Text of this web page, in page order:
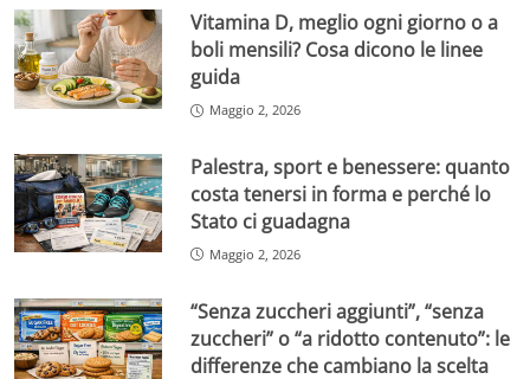
Vitamina D, meglio ogni giorno o a
boli mensili? Cosa dicono le linee
guida
Maggio 2, 2026
Palestra, sport e benessere: quanto
costa tenersi in forma e perché lo
Stato ci guadagna
Maggio 2, 2026
“Senza zuccheri aggiunti”, “senza
zuccheri” o “a ridotto contenuto”: le
differenze che cambiano la scelta